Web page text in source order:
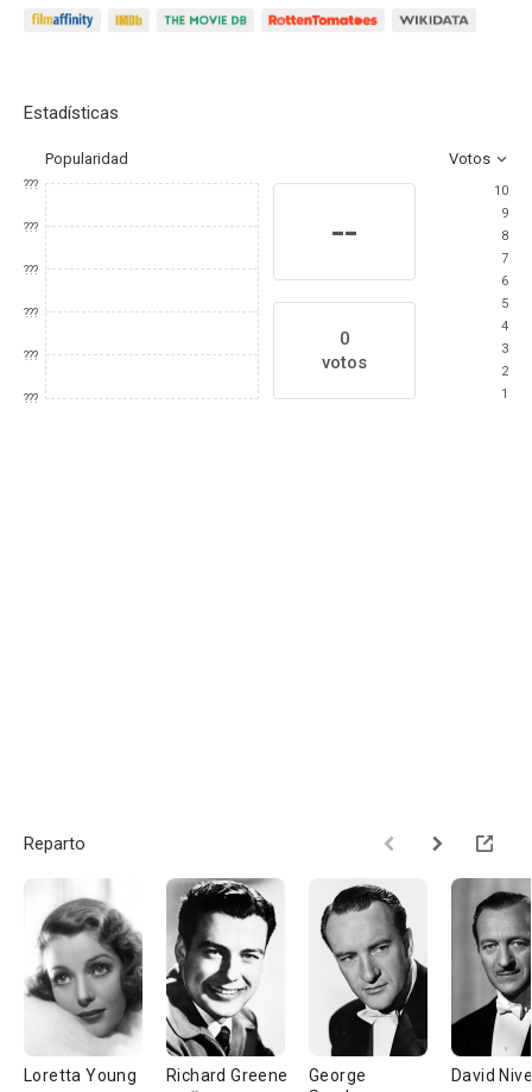
Estadísticas
Popularidad Votos
???
???
???
???
???
???
--
0
votos
10
9
8
7
6
5
4
3
2
1
Reparto
Loretta Young Richard Greene
George
David